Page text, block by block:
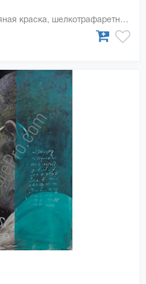
150 x 140 см, холст, масляная краска, шелкотрафаретная краска